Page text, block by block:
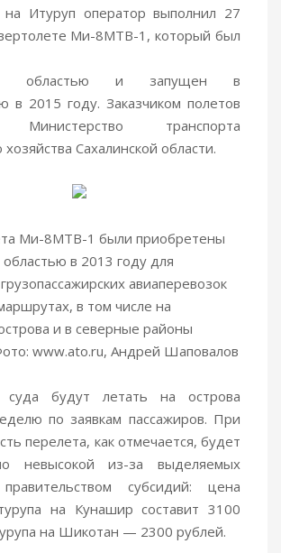
Итуруп оператор выполнил 27
Ми-8МТВ-1, который был
областью и запущен в
в 2015 году. Заказчиком полетов
Министерство транспорта
Сахалинской области.
Ми-8МТВ-1 были приобретены
областью в 2013 году для
авиаперевозок
в том числе на
и в северные районы
www.ato.ru, Андрей Шаповалов
будут летать на острова
по заявкам пассажиров. При
перелета, как отмечается, будет
невысокой из-за выделяемых
субсидий: цена
на Кунашир составит 3100
на Шикотан — 2300 рублей.